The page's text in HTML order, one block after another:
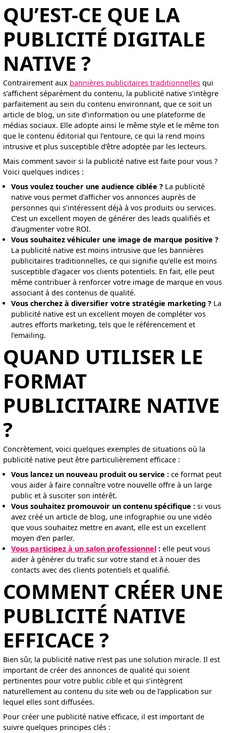
QU’EST-CE QUE LA
PUBLICITÉ DIGITALE
NATIVE ?
Contrairement aux bannières publicitaires traditionnelles qui
s’affichent séparément du contenu, la publicité native s’intègre
parfaitement au sein du contenu environnant, que ce soit un
article de blog, un site d’information ou une plateforme de
médias sociaux. Elle adopte ainsi le même style et le même ton
que le contenu éditorial qui l’entoure, ce qui la rend moins
intrusive et plus susceptible d’être adoptée par les lecteurs.
Mais comment savoir si la publicité native est faite pour vous ?
Voici quelques indices :
Vous voulez toucher une audience ciblée ? La publicité
native vous permet d’afficher vos annonces auprès de
personnes qui s’intéressent déjà à vos produits ou services.
C’est un excellent moyen de générer des leads qualifiés et
d’augmenter votre ROI.
Vous souhaitez véhiculer une image de marque positive ?
La publicité native est moins intrusive que les bannières
publicitaires traditionnelles, ce qui signifie qu’elle est moins
susceptible d’agacer vos clients potentiels. En fait, elle peut
même contribuer à renforcer votre image de marque en vous
associant à des contenus de qualité.
Vous cherchez à diversifier votre stratégie marketing ? La
publicité native est un excellent moyen de compléter vos
autres efforts marketing, tels que le référencement et
l’emailing.
QUAND UTILISER LE
FORMAT
PUBLICITAIRE NATIVE
?
Concrètement, voici quelques exemples de situations où la
publicité native peut être particulièrement efficace :
Vous lancez un nouveau produit ou service : ce format peut
vous aider à faire connaître votre nouvelle offre à un large
public et à susciter son intérêt.
Vous souhaitez promouvoir un contenu spécifique : si vous
avez créé un article de blog, une infographie ou une vidéo
que vous souhaitez mettre en avant, elle est un excellent
moyen d’en parler.
Vous participez à un salon professionnel : elle peut vous
aider à générer du trafic sur votre stand et à nouer des
contacts avec des clients potentiels et qualifié.
COMMENT CRÉER UNE
PUBLICITÉ NATIVE
EFFICACE ?
Bien sûr, la publicité native n’est pas une solution miracle. Il est
important de créer des annonces de qualité qui soient
pertinentes pour votre public cible et qui s’intègrent
naturellement au contenu du site web ou de l’application sur
lequel elles sont diffusées.
Pour créer une publicité native efficace, il est important de
suivre quelques principes clés :